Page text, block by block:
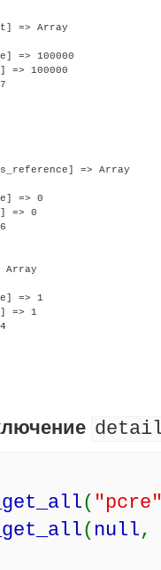
=> Array
=> 100000
=> 100000
=> Array
=> 0
=> 0
Array
=> 1
=> 1
(
( null